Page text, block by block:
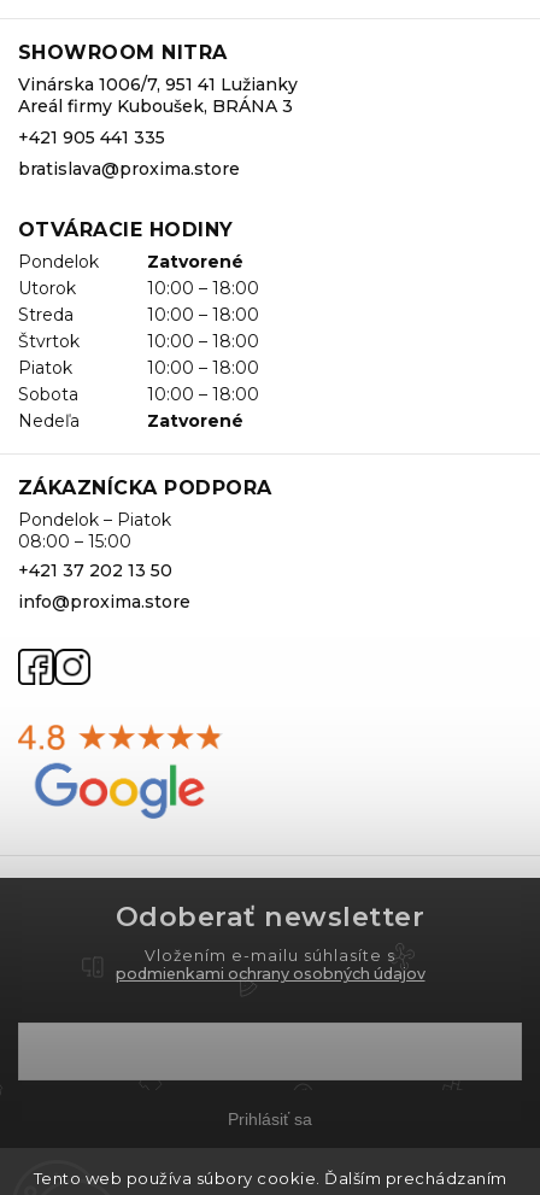
Tento web používa súbory cookie. Ďalším prechádzaním
SHOWROOM NITRA
Vinárska 1006/7, 951 41 Lužianky
Areál firmy Kuboušek, BRÁNA 3
+421 905 441 335
bratislava@proxima.store
OTVÁRACIE HODINY
Pondelok
Zatvorené
Utorok
10:00 – 18:00
Streda
10:00 – 18:00
Štvrtok
10:00 – 18:00
Piatok
10:00 – 18:00
Sobota
10:00 – 18:00
Nedeľa
Zatvorené
ZÁKAZNÍCKA PODPORA
Pondelok – Piatok
08:00 – 15:00
+421 37 202 13 50
info@proxima.store
Odoberať newsletter
Vložením e-mailu súhlasíte s
podmienkami ochrany osobných údajov
Prihlásiť sa